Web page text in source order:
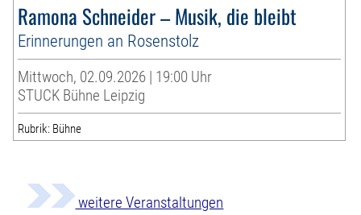
Ramona Schneider – Musik, die bleibt
Erinnerungen an Rosenstolz
Mittwoch, 02.09.2026 | 19:00 Uhr
STUCK Bühne Leipzig
Rubrik: Bühne
weitere Veranstaltungen